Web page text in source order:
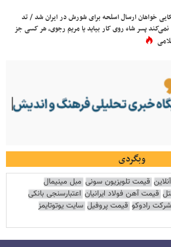
خواهان ارسال اسلحه برای شورش در ایران شد / تد
پسر شاه روی کار بیاید یا مریم رجوی، هر کسی جز
وبگردی
قیمت تلویزیون سونی مبل مینیمال
قیمت آهن فولاد ایرانیان اعتبارسنجی بانکی
شرکت رادوکو قیمت پروفیل سایت یوتوتایمز